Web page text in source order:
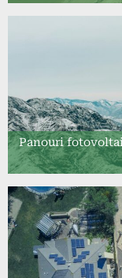
Panouri